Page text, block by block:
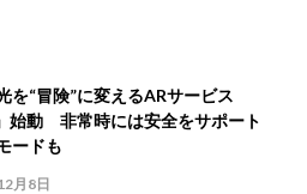
を“冒険”に変えるARサービス
始動 非常時には安全をサポート
ードも
月8日